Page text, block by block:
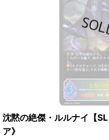
沈黙の絶傑・ルルナイ【
ア》